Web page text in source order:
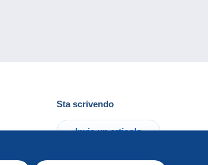
Sta scrivendo
Invia un articolo